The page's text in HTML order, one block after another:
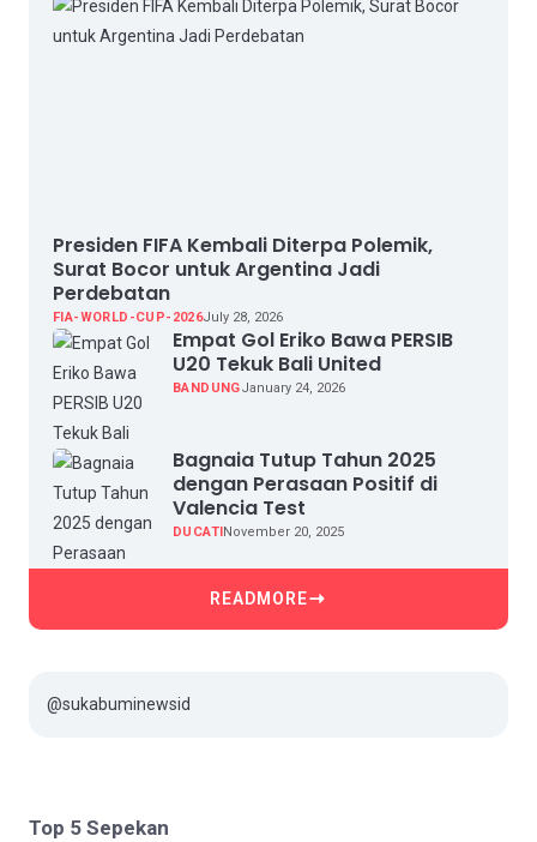
Presiden FIFA Kembali Diterpa Polemik,
Surat Bocor untuk Argentina Jadi
Perdebatan
FIA-WORLD-CUP-2026July 28, 2026
Empat Gol Eriko Bawa PERSIB
U20 Tekuk Bali United
BANDUNGJanuary 24, 2026
Bagnaia Tutup Tahun 2025
dengan Perasaan Positif di
Valencia Test
DUCATINovember 20, 2025
READMORE
@sukabuminewsid
Top 5 Sepekan